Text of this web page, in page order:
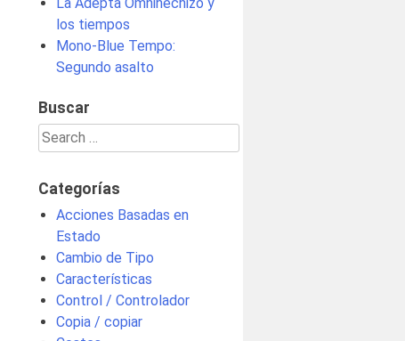
los tiempos
Mono-Blue Tempo:
Segundo asalto
Buscar
Search
for:
Categorías
Acciones Basadas en
Estado
Cambio de Tipo
Características
Control / Controlador
Copia / copiar